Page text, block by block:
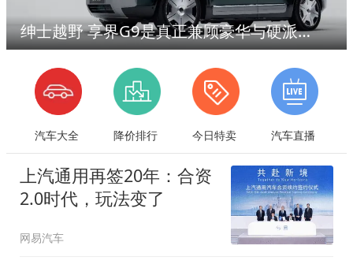
绅士越野 享界G9是真正兼顾豪华与硬派的方盒子SUV
汽车大全 降价排行 今日特卖 汽车直播
上汽通用再签20年：合资
2.0时代，玩法变了
网易汽车